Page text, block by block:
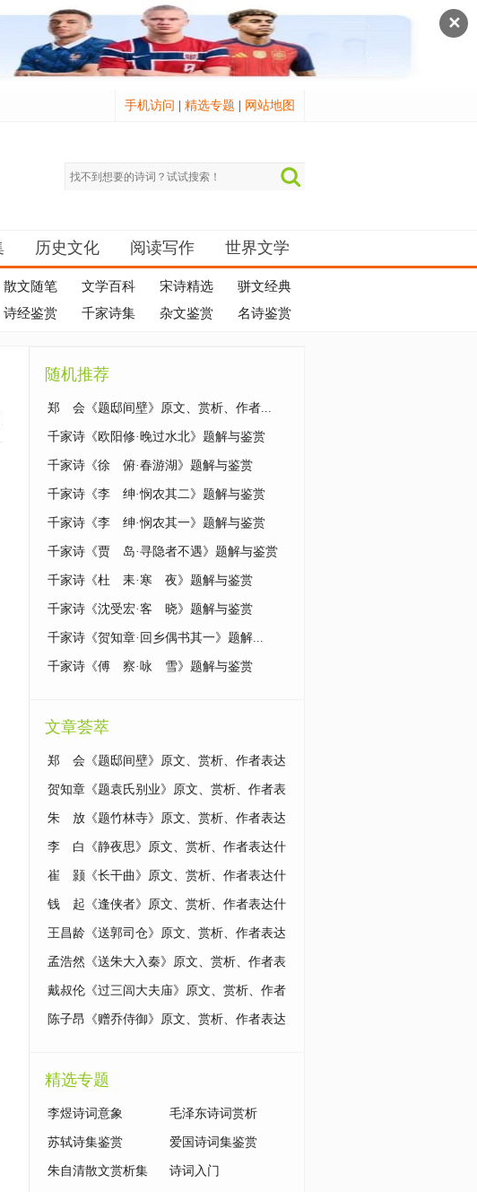
✕
手机访问 精选专题 网站地图
历史文化 阅读写作 世界文学
散文随笔 文学百科 宋诗精选
骈文经典
诗经鉴赏 千家诗集 杂文鉴赏 名诗鉴赏
随机推荐
郑 会《题邸间壁》原文、赏析、作者...
千家诗《欧阳修·晚过水北》题解与鉴赏
千家诗《徐 俯·春游湖》题解与鉴赏
千家诗《李 绅·悯农其二》题解与鉴赏
千家诗《李 绅·悯农其一》题解与鉴赏
千家诗《贾 岛·寻隐者不遇》题解与鉴赏
千家诗《杜 耒·寒 夜》题解与鉴赏
千家诗《沈受宏·客 晓》题解与鉴赏
千家诗《贺知章·回乡偶书其一》题解...
千家诗《傅 察·咏 雪》题解与鉴赏
文章荟萃
郑 会《题邸间壁》原文、赏析、作者表达
什么思想情感？
贺知章《题袁氏别业》原文、赏析、作者表
达什么思想情感？
朱 放《题竹林寺》原文、赏析、作者表达
什么思想情感？
李 白《静夜思》原文、赏析、作者表达什
么思想情感？
崔 颢《长干曲》原文、赏析、作者表达什
么思想情感？
钱 起《逢侠者》原文、赏析、作者表达什
么思想情感？
王昌龄《送郭司仓》原文、赏析、作者表达
什么思想情感？
孟浩然《送朱大入秦》原文、赏析、作者表
达什么思想情感？
戴叔伦《过三闾大夫庙》原文、赏析、作者
表达什么思想情感？
陈子昂《赠乔侍御》原文、赏析、作者表达
精选专题
李煜诗词意象 毛泽东诗词赏析
苏轼诗集鉴赏 爱国诗词集鉴赏
朱自清散文赏析集 诗词入门